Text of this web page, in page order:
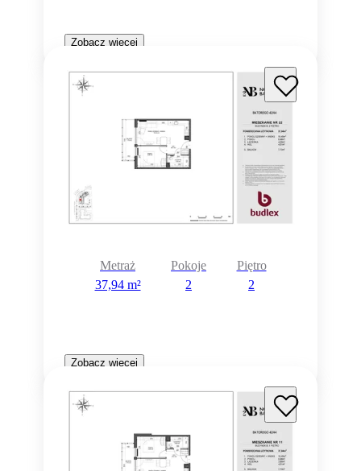
Zobacz więcej
Metraż
37,94 m²
Pokoje
2
Piętro
2
Zobacz więcej